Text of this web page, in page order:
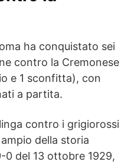
ha conquistato sei
contro la Cremonese
e 1 sconfitta), con
a partita.
contro i grigiorossi
della storia
0 del 13 ottobre 1929,